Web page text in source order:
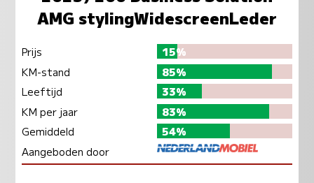
AMG stylingWidescreenLeder
Prijs
15%
KM-stand
85%
Leeftijd
33%
KM per jaar
83%
Gemiddeld
54%
Aangeboden door